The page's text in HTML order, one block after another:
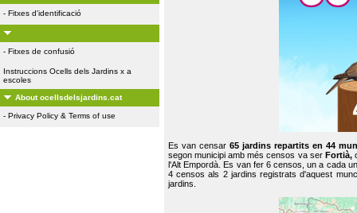
- Fitxes d'identificació
- Fitxes de confusió
Instruccions Ocells dels Jardins x a
escoles
About ocellsdelsjardins.cat
- Privacy Policy & Terms of use
Es van censar65 jardins repartits en 44
segon municipi amb més censos va ser Fortià,
l'Alt Empordà. Es van fer 6 censos, un a cada
4 censos als 2 jardins registrats d'aquest
jardins.